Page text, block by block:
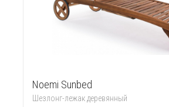
Noemi Sunbed
Шезлонг-лежак деревянный